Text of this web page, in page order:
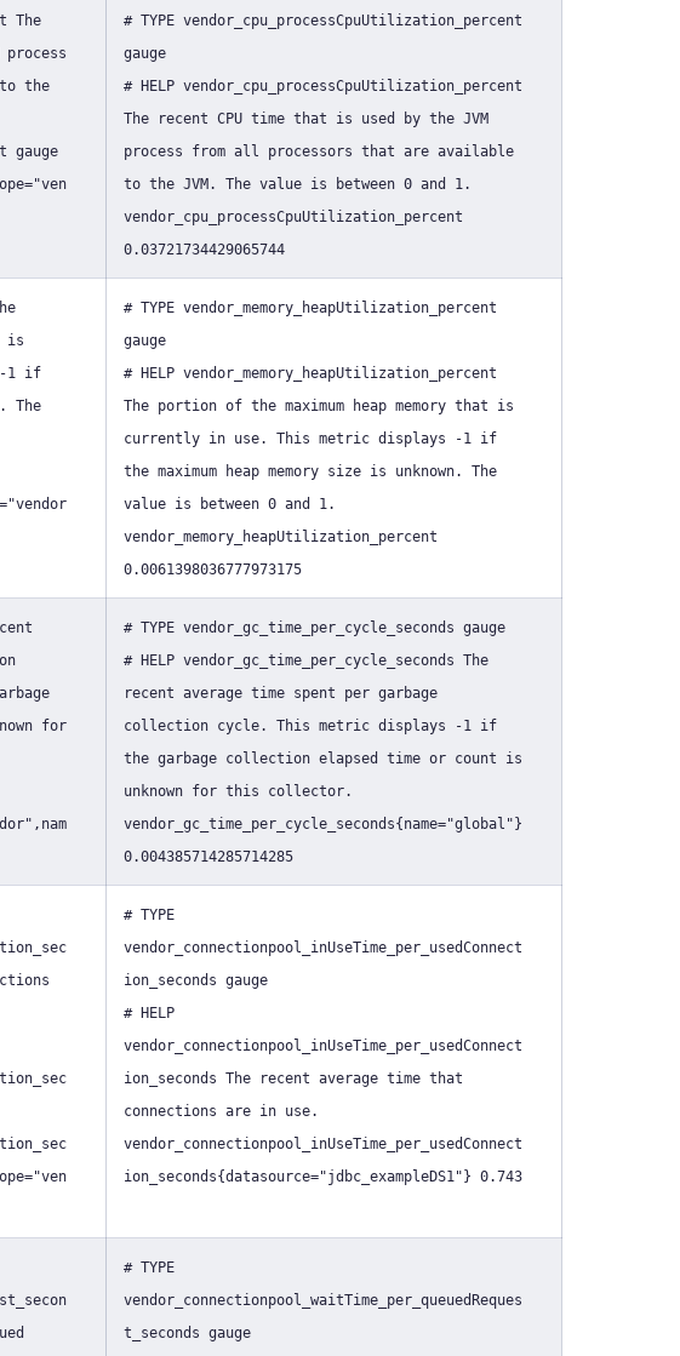
The
the
gauge
# TYPE vendor_cpu_processCpuUtilization_percent
gauge
# HELP vendor_cpu_processCpuUtilization_percent
The recent CPU time that is used by the JVM
process from all processors that are available
to the JVM. The value is between 0 and 1.
vendor_cpu_processCpuUtilization_percent
0.03721734429065744
is
-1 if
The
# TYPE vendor_memory_heapUtilization_percent
gauge
# HELP vendor_memory_heapUtilization_percent
The portion of the maximum heap memory that is
currently in use. This metric displays -1 if
the maximum heap memory size is unknown. The
value is between 0 and 1.
vendor_memory_heapUtilization_percent
0.0061398036777973175
for
# TYPE vendor_gc_time_per_cycle_seconds gauge
# HELP vendor_gc_time_per_cycle_seconds The
recent average time spent per garbage
collection cycle. This metric displays -1 if
the garbage collection elapsed time or count is
unknown for this collector.
vendor_gc_time_per_cycle_seconds{name="global"}
0.004385714285714285
# TYPE
vendor_connectionpool_inUseTime_per_usedConnect
ion_seconds gauge
# HELP
vendor_connectionpool_inUseTime_per_usedConnect
ion_seconds The recent average time that
connections are in use.
vendor_connectionpool_inUseTime_per_usedConnect
ion_seconds{datasource="jdbc_exampleDS1"} 0.743
# TYPE
vendor_connectionpool_waitTime_per_queuedReques
t_seconds gauge